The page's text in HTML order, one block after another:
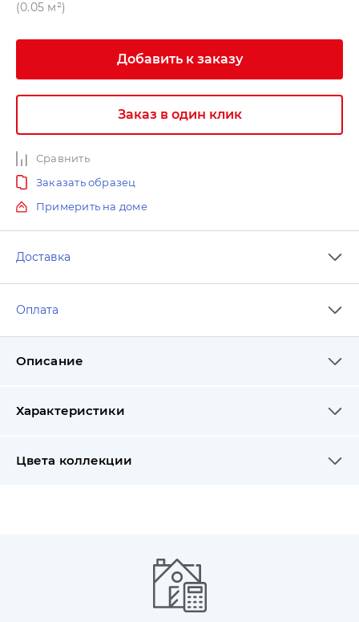
(0.05 м²)
Добавить к заказу
Заказ в один клик
Сравнить
Заказать образец
Примерить на доме
Доставка
Оплата
Описание
Характеристики
Цвета коллекции